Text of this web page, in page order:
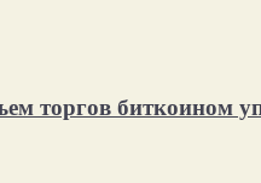
торгов биткоином